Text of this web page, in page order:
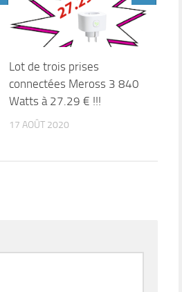
Lot de trois prises
connectées Meross 3 840
Watts à 27.29 € !!!
17 AOÛT 2020